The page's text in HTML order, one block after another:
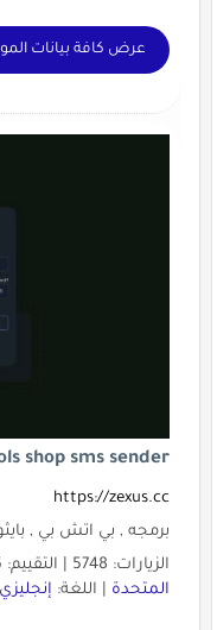
عرض كافة بيانات
shop sms sender
https://zexus.cc
برمجه , بي اتش بي ,
الزيارات: 5748 | التقييم: 5 | المقيّمين: 4 | الدولة:
المتحدة| اللغة: إنجليزي